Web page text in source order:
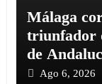
Málaga
triunfador
de
Ago 6, 2026